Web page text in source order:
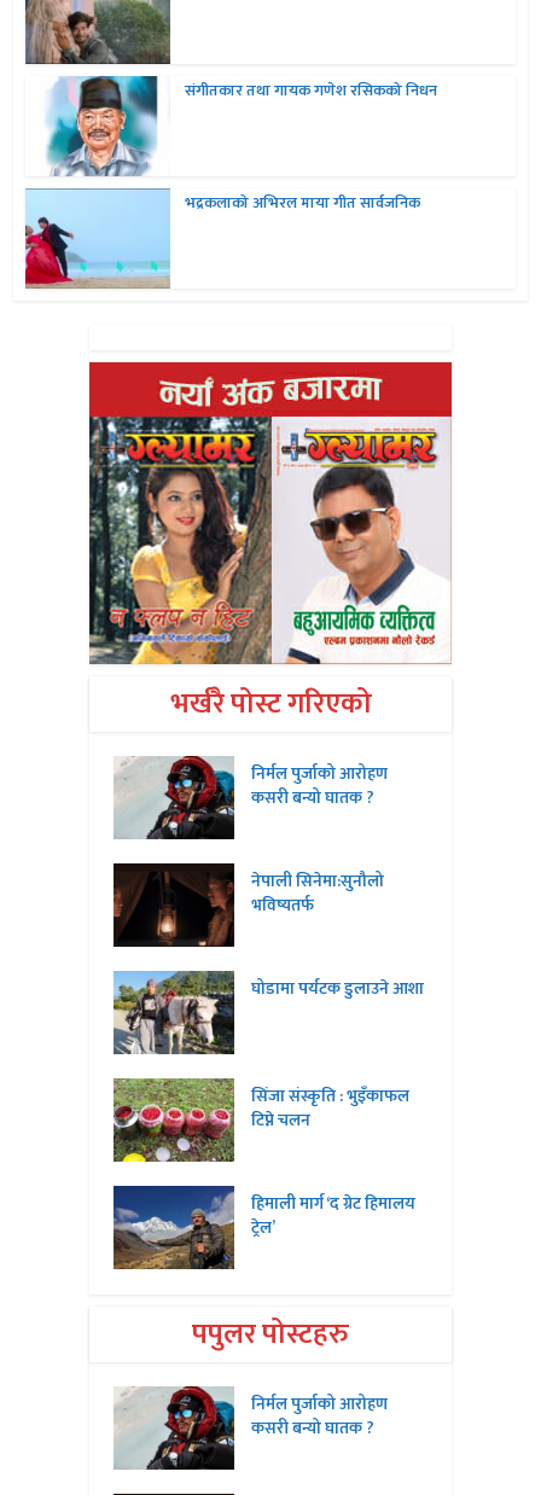
संगीतकार तथा गायक गणेश रसिकको निधन
भद्रकलाको अभिरल माया गीत सार्वजनिक
भर्खरै पोस्ट गरिएको
निर्मल पुर्जाको आरोहण
कसरी बन्यो घातक ?
नेपाली सिनेमा:सुनौलो
भविष्यतर्फ
घोडामा पर्यटक डुलाउने आशा
सिंजा संस्कृति : भुइँकाफल
टिप्ने चलन
हिमाली मार्ग ‘द ग्रेट हिमालय
ट्रेल’
पपुलर पोस्टहरु
निर्मल पुर्जाको आरोहण
कसरी बन्यो घातक ?